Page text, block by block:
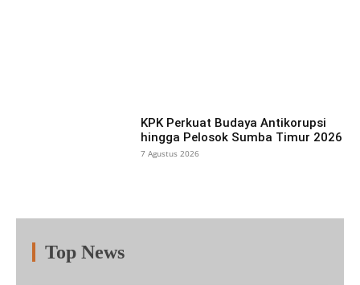
KPK Perkuat Budaya Antikorupsi
hingga Pelosok Sumba Timur 2026
7 Agustus 2026
Top News